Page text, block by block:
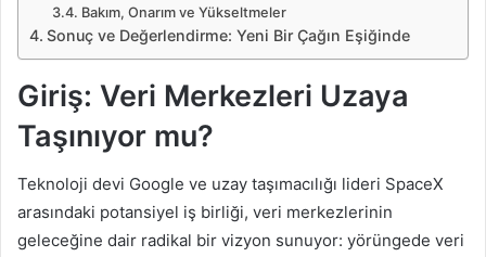
Bakım, Onarım ve Yükseltmeler
Sonuç ve Değerlendirme: Yeni Bir Çağın Eşiğinde
Giriş: Veri Merkezleri Uzaya
Taşınıyor mu?
Teknoloji devi Google ve uzay taşımacılığı lideri SpaceX
arasındaki potansiyel iş birliği, veri merkezlerinin
geleceğine dair radikal bir vizyon sunuyor: yörüngede veri